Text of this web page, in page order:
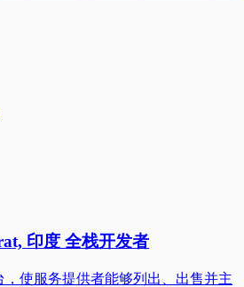
印度 全栈开发者
，使服务提供者能够列出、出售并主